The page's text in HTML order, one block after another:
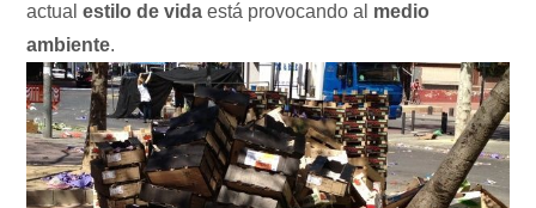
actualestilo de vida está provocando al medio
ambiente.